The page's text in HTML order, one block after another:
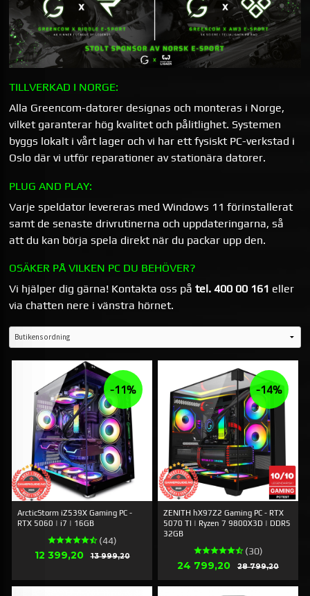
TILLVERKAD I NORGE:
Alla Greencom-datorer designas och monteras i Norge,
vilket garanterar hög kvalitet och pålitlighet. Systemen
byggs lokalt i vårt lager och vi har ett fysiskt PC-verkstad i
Oslo där vi utför reparationer av stationära datorer.
PLUG AND PLAY:
Varje speldator levereras med Windows 11 förinstallerat
samt de senaste drivrutinerna och uppdateringarna, så
att du kan börja spela direkt när du packar upp den.
OSÄKER PÅ VILKEN PC DU BEHÖVER?
Vi hjälper dig gärna! Kontakta oss påtel. 400 00 161 eller
via chatten nere i vänstra hörnet.
ArcticStorm iZ539X Gaming PC -
RTX 5060 | i7 | 16GB
(44)
Erbjudande
12 399,20 13 999,20Rabatt
-11%
ZENITH hX97Z2 Gaming PC - RTX
5070 TI | Ryzen 7 9800X3D | DDR5
32GB
(30)
Erbjudande
24 799,20 28 799,20Rabatt
-14%